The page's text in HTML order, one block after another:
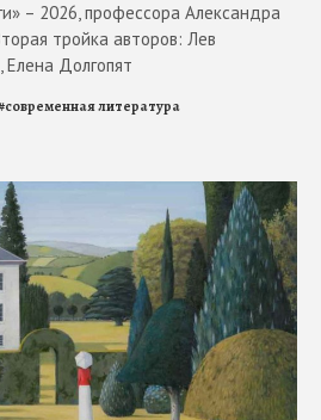
– 2026, профессора Александра
тройка авторов: Лев
Елена Долгопят
современная литература